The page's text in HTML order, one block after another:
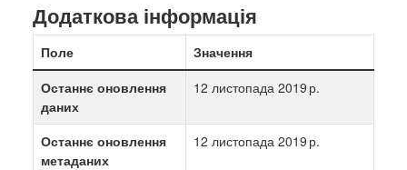
Додаткова інформація
Поле
Значення
Останнє оновлення
даних
12 листопада 2019 р.
Останнє оновлення
метаданих
12 листопада 2019 р.